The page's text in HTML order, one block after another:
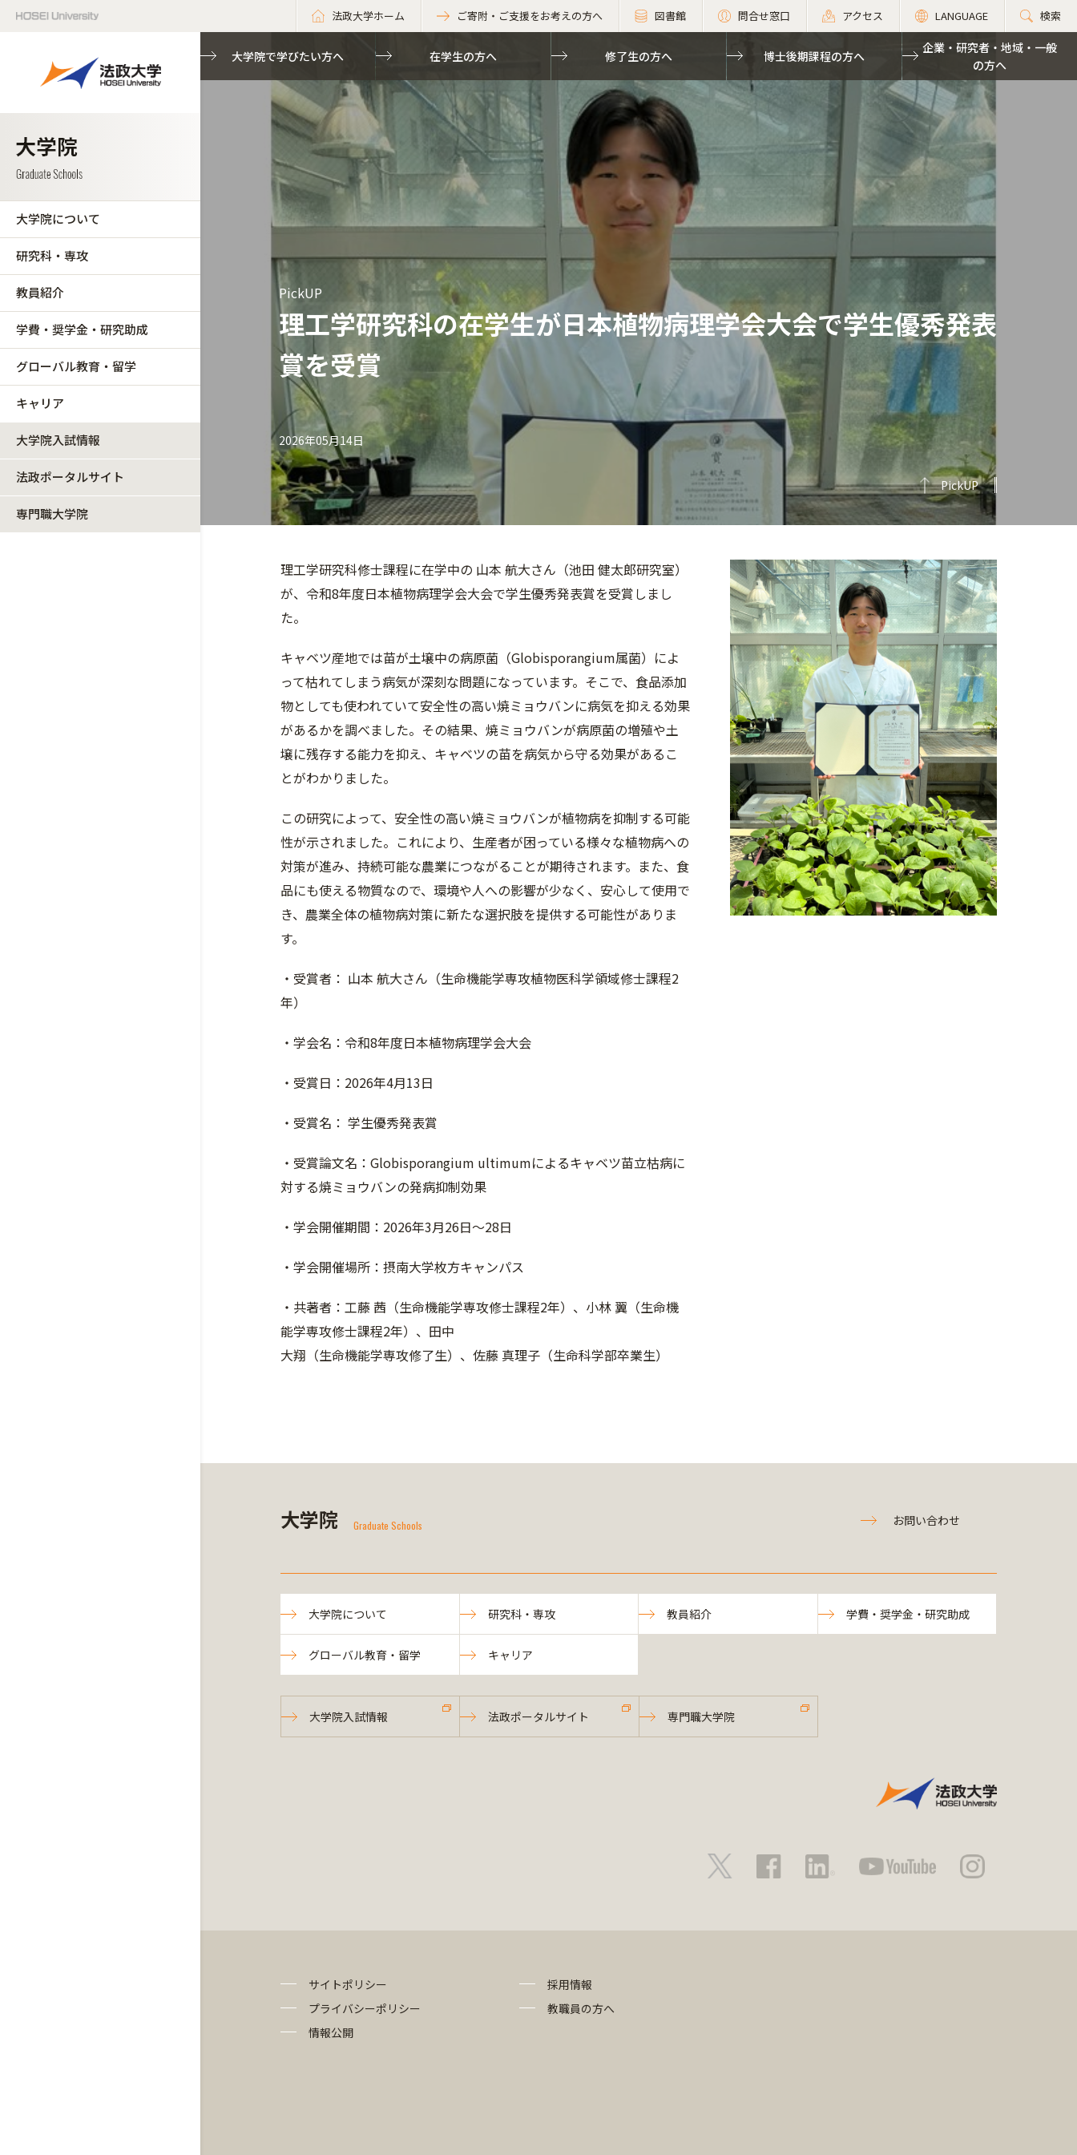
法政大学ホーム ご寄附・ご支援をお考えの方へ 図書館 問合せ窓口 アクセス LANGUAGE 検索
大学院について
研究科・専攻
教員紹介
学費・奨学金・研究助成
グローバル教育・留学
キャリア
大学院入試情報
法政ポータルサイト
専門職大学院
大学院で学びたい方へ 在学生の方へ 修了生の方へ 博士後期課程の方へ
企業・研究者・地域・一般
の方へ
PickUP
理工学研究科の在学生が日本植物病理学会大会で学生優秀発表
賞を受賞
2026年05月14日
PickUP
理工学研究科修士課程に在学中の 山本 航大さん（池田 健太郎研究室）
が、令和8年度日本植物病理学会大会で学生優秀発表賞を受賞しまし
た。
キャベツ産地では苗が土壌中の病原菌（Globisporangium属菌）によ
って枯れてしまう病気が深刻な問題になっています。そこで、食品添加
物としても使われていて安全性の高い焼ミョウバンに病気を抑える効果
があるかを調べました。その結果、焼ミョウバンが病原菌の増殖や土
壌に残存する能力を抑え、キャベツの苗を病気から守る効果があるこ
とがわかりました。
この研究によって、安全性の高い焼ミョウバンが植物病を抑制する可能
性が示されました。これにより、生産者が困っている様々な植物病への
対策が進み、持続可能な農業につながることが期待されます。また、食
品にも使える物質なので、環境や人への影響が少なく、安心して使用で
き、農業全体の植物病対策に新たな選択肢を提供する可能性がありま
す。
・受賞者： 山本 航大さん（生命機能学専攻植物医科学領域修士課程2
年）
・学会名：令和8年度日本植物病理学会大会
・受賞日：2026年4月13日
・受賞名： 学生優秀発表賞
・受賞論文名：Globisporangium ultimumによるキャベツ苗立枯病に
対する焼ミョウバンの発病抑制効果
・学会開催期間：2026年3月26日～28日
・学会開催場所：摂南大学枚方キャンパス
・共著者：工藤 茜（生命機能学専攻修士課程2年）、小林 翼（生命機
能学専攻修士課程2年）、田中
大翔（生命機能学専攻修了生）、佐藤 真理子（生命科学部卒業生）
大学院 Graduate Schools お問い合わせ
大学院について 研究科・専攻 教員紹介 学費・奨学金・研究助成
グローバル教育・留学 キャリア
大学院入試情報 法政ポータルサイト 専門職大学院
サイトポリシー
プライバシーポリシー
情報公開
採用情報
教職員の方へ